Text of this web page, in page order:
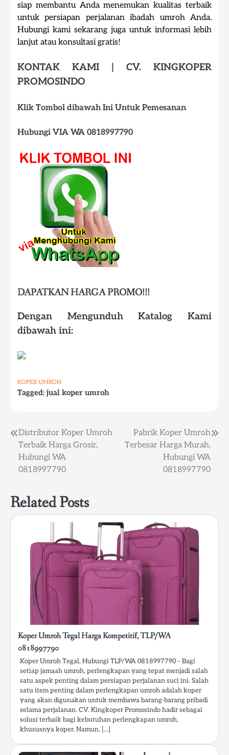
siap membantu Anda menemukan kualitas terbaik
untuk persiapan perjalanan ibadah umroh Anda.
Hubungi kami sekarang juga untuk informasi lebih
lanjut atau konsultasi gratis!
KONTAK KAMI | CV. KINGKOPER
PROMOSINDO
Klik Tombol dibawah Ini Untuk Pemesanan
Hubungi VIA WA 0818997790
DAPATKAN HARGA PROMO!!!
Dengan Mengunduh Katalog Kami
dibawah ini:
KOPER UMROH
Tagged: jual koper umroh
Post
navigation
Distributor Koper Umroh
Terbaik Harga Grosir,
Hubungi WA
0818997790
Pabrik Koper Umroh
Terbesar Harga Murah,
Hubungi WA
0818997790
Related Posts
Koper Umroh Tegal Harga Kompetitif, TLP/WA
0818997790
Koper Umroh Tegal, Hubungi TLP/WA 0818997790 – Bagi
setiap jamaah umroh, perlengkapan yang tepat menjadi salah
satu aspek penting dalam persiapan perjalanan suci ini. Salah
satu item penting dalam perlengkapan umroh adalah koper
yang akan digunakan untuk membawa barang-barang pribadi
selama perjalanan. CV. Kingkoper Promosindo hadir sebagai
solusi terbaik bagi kebutuhan perlengkapan umroh,
khususnya koper. Namun, […]